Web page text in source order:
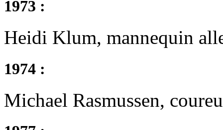
1973 :
Heidi Klum, mannequin
1974 :
Michael Rasmussen,